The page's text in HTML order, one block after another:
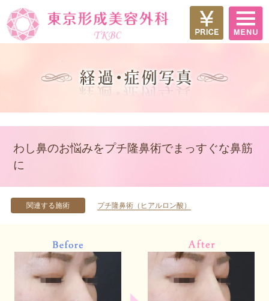
わし鼻のお悩みをプチ隆鼻術でまっすぐな鼻筋
に
関連する施術 プチ隆鼻術（ヒアルロン酸）